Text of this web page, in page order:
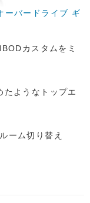
バードライブ ギ
カスタムをミ
たようなトップエ
ーム切り替え